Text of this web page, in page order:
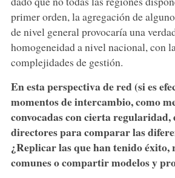
primer orden, la agregación de
de nivel general provocaría una
homogeneidad a nivel nacional, con
complejidades de gestión.
En esta perspectiva de red (si es
momentos de intercambio, como
convocadas con cierta regularidad,
directores para comparar las
¿Replicar las que han tenido éxito,
comunes o compartir modelos y